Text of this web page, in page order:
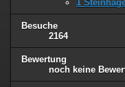
1
Besuche
2164
Bewertung
noch keine